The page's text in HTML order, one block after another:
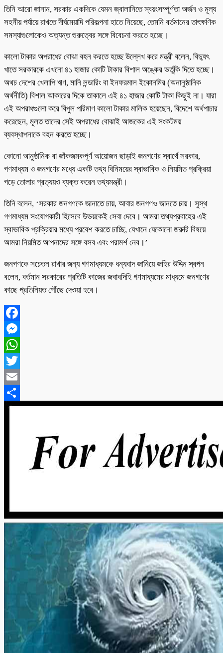
তিনি আরো জানান, সরকার একদিকে যেমন জ্বালানিতে স্বয়ংসম্পূর্ণতা অর্জন ও মূল্য
সহনীয় পর্যায়ে রাখতে দীর্ঘমেয়াদি পরিকল্পনা হাতে নিয়েছে, তেমনি বর্তমানের তাৎক্ষণিক
সমস্যাগুলোকেও অত্যন্ত গুরুত্বের সঙ্গে বিবেচনা করতে হচ্ছে।
কালো টাকার অপরাধের বোঝা বহন করতে হচ্ছে উল্লেখ করে মন্ত্রী বলেন, বিদ্যুৎ
খাতে সরকারকে এখনো ৪১ হাজার কোটি টাকার বিশাল অঙ্কের ভর্তুকি দিতে হচ্ছে।
অথচ দেশের খেলাপি ঋণ, মানি লন্ডারিং বা ইনফরমাল ইকোনমির (অনানুষ্ঠানিক
অর্থনীতি) বিশাল আকারের দিকে তাকালে এই ৪১ হাজার কোটি টাকা কিছুই না। যারা
এই অপরাধগুলো করে বিপুল পরিমাণ কালো টাকার মালিক হয়েছেন, বিদেশে অর্থপাচার
করেছেন, মূলত তাদের সেই অপরাধের বোঝাই আজকের এই সংকটময়
ব্যবস্থাপনাকে বহন করতে হচ্ছে।
কোনো আনুষ্ঠানিক বা জাঁকজমকপূর্ণ আয়োজন ছাড়াই জনগণের স্বার্থে সরকার,
গণমাধ্যম ও জনগণের মধ্যে একটি তথ্য বিনিময়ের স্বাভাবিক ও নিয়মিত প্রক্রিয়া
গড়ে তোলার প্রত্যয়ও ব্যক্ত করেন তথ্যমন্ত্রী।
তিনি বলেন, ‘সরকার জনগণকে জানাতে চায়, আবার জনগণও জানতে চায়। সুস্থ
গণমাধ্যম সংযোগকারী হিসেবে উভয়কেই সেবা দেবে। আমরা তথ্যপ্রবাহের এই
স্বাভাবিক প্রক্রিয়ার মধ্যে প্রবেশ করতে চাচ্ছি, যেখানে যেকোনো জরুরি বিষয়ে
আমরা নিয়মিত আপনাদের সঙ্গে বসব এবং পরামর্শ নেব।’
জনগণকে সচেতন রাখার জন্য গণমাধ্যমকে ধন্যবাদ জানিয়ে জহির উদ্দিন স্বপন
বলেন, বর্তমান সরকারের প্রতিটি কাজের জবাবদিহি গণমাধ্যমের মাধ্যমে জনগণের
কাছে প্রতিনিয়ত পৌঁছে দেওয়া হবে।
Facebook
Messenger
WhatsApp
Twitter
Email
Share